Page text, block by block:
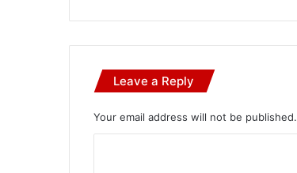
Leave a Reply
Your email address will not be published.